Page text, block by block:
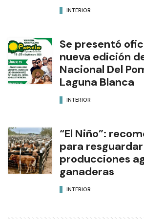
INTERIOR
Se presentó
nueva edición
Nacional Del
Laguna Blanca
INTERIOR
“El Niño”:
para resguardar
producciones
ganaderas
INTERIOR